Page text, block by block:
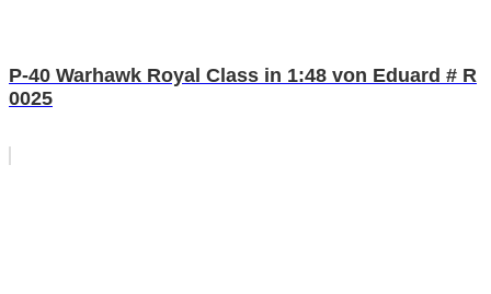
P-40 Warhawk Royal Class in 1:48 von Eduard # R
0025